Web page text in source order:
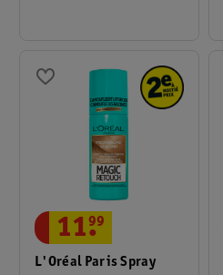
L'Oréal Paris Spray
11.
99